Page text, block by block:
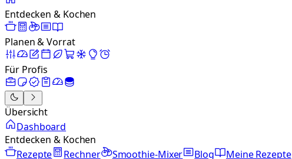
Entdecken & Kochen
Planen & Vorrat
Für Profis
Übersicht
Dashboard
Entdecken & Kochen
Rezepte
Rechner Smoothie-Mixer Blog
Meine Rezepte